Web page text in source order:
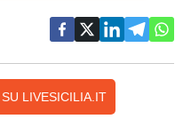
LIVESICILIA.IT